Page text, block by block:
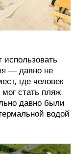
— давно не
где человек
стать пляж
давно были
водой